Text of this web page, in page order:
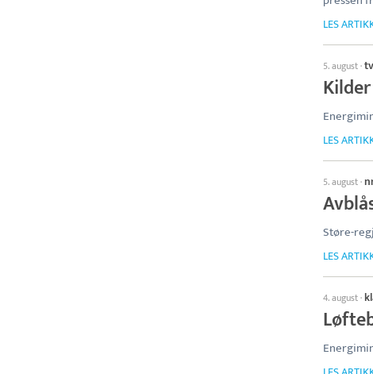
LES
5. august·
LES
5. august·
Støre-
LES
4. august·